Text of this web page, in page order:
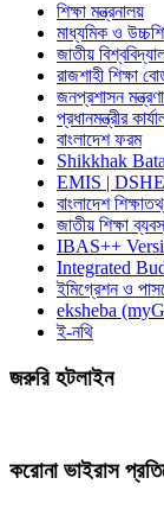
শিক্ষা মন্ত্রনালয়
মাধ্যমিক ও
জাতীয়
রাজশাহী শিক্ষা
জনপ্রশাসন
প্রধানমন্ত্রীর
বাংলাদেশ ফরম
Shikkhak
EMIS | DSHE
বাংলাদেশ
জাতীয় শিক্ষা
IBAS++
Integrated
ইমিগ্রেশন ও
eksheba
ই-নথি
জরুরি হটলাইন
করোনা ভাইরাস